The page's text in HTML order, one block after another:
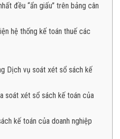
đều “ẩn giấu” trên bảng cân
hệ thống kế toán thuế các
Dịch vụ soát xét sổ sách kế
soát xét sổ sách kế toán của
kế toán của doanh nghiệp